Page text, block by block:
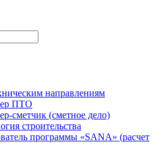
направлениям
ПТО
сметчик (сметное дело)
строительства
программы «SANA» (расчет